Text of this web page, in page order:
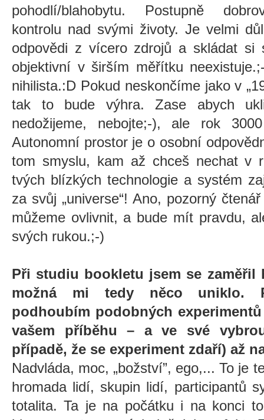
pohodlí/blahobytu. Postupně
kontrolu nad svými životy. Je velmi
odpovědi z vícero zdrojů a skládat si
objektivní v širším měřítku
nihilista.:D Pokud neskončíme jako v „
tak to bude výhra. Zase abych
nedožijeme, nebojte;-), ale rok
Autonomní prostor je o osobní
tom smyslu, kam až chceš nechat v
tvých blízkých technologie a systém
za svůj „universe“! Ano, pozorný
můžeme ovlivnit, a bude mít pravdu,
svých rukou.;-)
Při studiu bookletu jsem se zaměřil
možná mi tedy něco uniklo.
podhoubím podobných
vašem příběhu – a ve své
případě, že se experiment zdaří) až
Nadvláda, moc, „božství”, ego,... To je
hromada lidí, skupin lidí, participantů
totalita. Ta je na počátku i na konci